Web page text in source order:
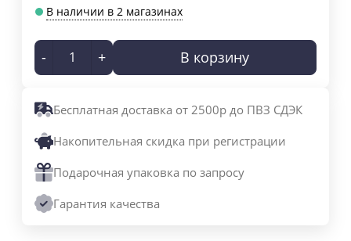
В наличии в 2 магазинах
- + В корзину
Бесплатная доставка от 2500р до ПВЗ СДЭК
Накопительная скидка при регистрации
Подарочная упаковка по запросу
Гарантия качества